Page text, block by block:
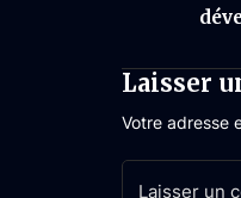
Laisser
Votre adresse